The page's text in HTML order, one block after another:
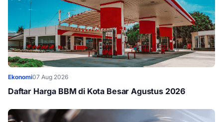
Ekonomi07 Aug 2026
Daftar Harga BBM di Kota Besar Agustus 2026